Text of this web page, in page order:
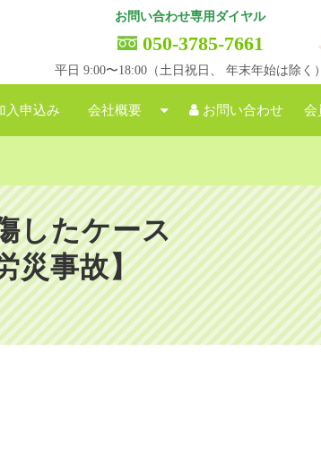
お問い合わせ専用ダイヤル
050-3785-7661
平日 9:00〜18:00（土日祝日、 年末年始は除く）
入申込み 会社概要 お問い合わせ 会
したケース
災事故】